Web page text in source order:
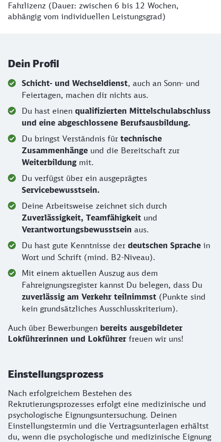
Fahrlizenz (Dauer: zwischen 6 bis 12 Wochen,
abhängig vom individuellen Leistungsgrad)
Dein Profil
Schicht- und Wechseldienst, auch an Sonn- und
Feiertagen, machen dir nichts aus.
Du hast einen qualifizierten Mittelschulabschluss
und eine abgeschlossene Berufsausbildung.
Du bringst Verständnis für technische
Zusammenhänge und die Bereitschaft zur
Weiterbildung mit.
Du verfügst über ein ausgeprägtes
Servicebewusstsein.
Deine Arbeitsweise zeichnet sich durch
Zuverlässigkeit, Teamfähigkeit und
Verantwortungsbewusstsein aus.
Du hast gute Kenntnisse der deutschen Sprache in
Wort und Schrift (mind. B2-Niveau).
Mit einem aktuellen Auszug aus dem
Fahreignungsregister kannst Du belegen, dass Du
zuverlässig am Verkehr teilnimmst (Punkte sind
kein grundsätzliches Ausschlusskriterium).
Auch über Bewerbungen bereits ausgebildeter
Lokführerinnen und Lokführer freuen wir uns!
Einstellungsprozess
Nach erfolgreichem Bestehen des
Rekrutierungsprozesses erfolgt eine medizinische und
psychologische Eignungsuntersuchung. Deinen
Einstellungstermin und die Vertragsunterlagen erhältst
du, wenn die psychologische und medizinische Eignung